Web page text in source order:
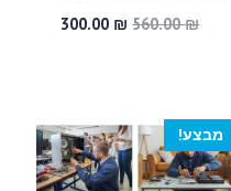
560.00₪
המחיר
300.00 ₪
המחיר
מבצע!